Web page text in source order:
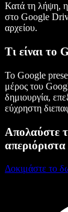
Κατά τη λήψη,
στο Google
αρχείου.
Τι είναι το
Το Google
μέρος του
δημιουργία,
εύχρηστη
Απολαύστε
Δοκιμάστε το